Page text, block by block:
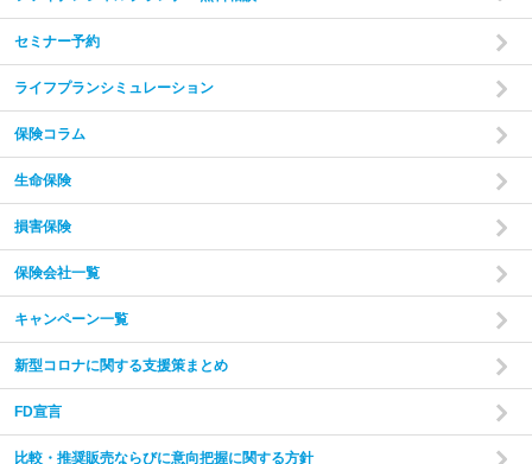
あなたやご家族の状況やご希望をお伺いいたします。
の収入・支出・貯蓄の状況から、家計のバランスを把握し
た上で診断を行います。
step
2
セミナー予約
ライフプランシミュレーション
保険コラム
生命保険
損害保険
保険会社一覧
キャンペーン一覧
新型コロナに関する支援策まとめ
FD宣言
比較・推奨販売ならびに意向把握に関する方針